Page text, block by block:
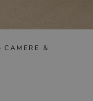
CAMERE &